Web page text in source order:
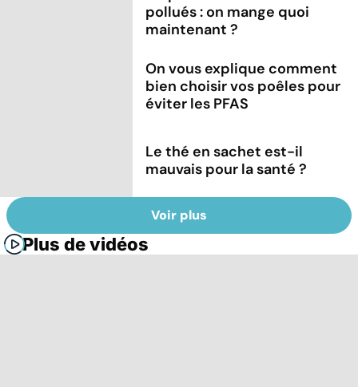
pollués : on mange quoi
maintenant ?
On vous explique comment
bien choisir vos poêles pour
éviter les PFAS
Le thé en sachet est-il
mauvais pour la santé ?
Voir plus
Plus de vidéos